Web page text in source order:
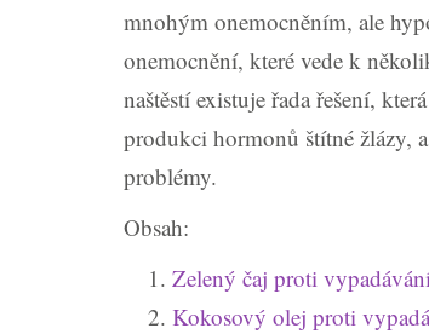
mnohým onemocněním, ale
onemocnění, které vede k
naštěstí existuje řada řešení,
produkci hormonů štítné žlázy,
problémy.
Obsah:
Zelený čaj proti
Kokosový olej proti